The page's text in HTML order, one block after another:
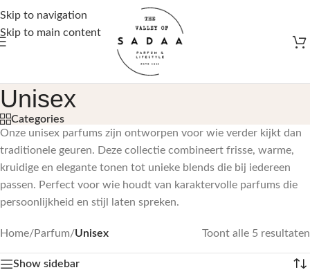
Skip to navigation
Skip to main content
Gratis verzending vanaf €50,-
Unisex
Categories
Onze unisex parfums zijn ontworpen voor wie verder kijkt dan
traditionele geuren. Deze collectie combineert frisse, warme,
kruidige en elegante tonen tot unieke blends die bij iedereen
passen. Perfect voor wie houdt van karaktervolle parfums die
persoonlijkheid en stijl laten spreken.
Home/Parfum/Unisex Toont alle 5 resultaten
Show sidebar